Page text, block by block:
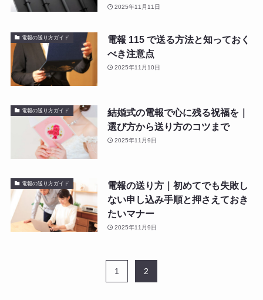
2025年11月11日
電報の送り方ガイド
電報 115 で送る方法と知っておく
べき注意点
2025年11月10日
電報の送り方ガイド
結婚式の電報で心に残る祝福を｜
選び方から送り方のコツまで
2025年11月9日
電報の送り方ガイド
電報の送り方｜初めてでも失敗し
ない申し込み手順と押さえておき
たいマナー
2025年11月9日
1 2